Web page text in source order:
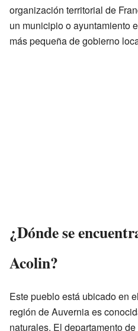
organización territorial de
un municipio o ayuntamiento
más pequeña de gobierno
¿Dónde se
Acolin?
Este pueblo está ubicado en
región de Auvernia es
naturales. El departamento